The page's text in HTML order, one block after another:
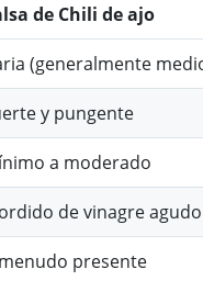
de Chili de ajo
(generalmente
y pungente
a moderado
de vinagre agudo
presente